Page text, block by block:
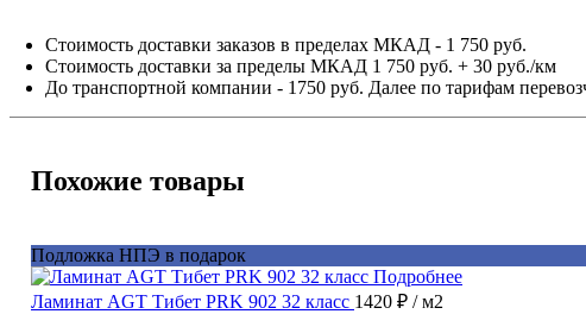
Стоимость доставки заказов в пределах МКАД - 1 750 руб.
Стоимость доставки за пределы МКАД 1 750 руб. + 30 руб./км
До транспортной компании - 1750 руб. Далее по тарифам
Похожие товары
Подложка НПЭ в подарок
Подробнее
Ламинат AGT Тибет PRK 902 32 класс 1420 ₽ / м2